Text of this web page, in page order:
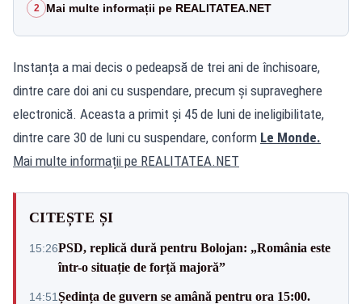
2 Mai multe informații pe REALITATEA.NET
Instanța a mai decis o pedeapsă de trei ani de închisoare,
dintre care doi ani cu suspendare, precum și supraveghere
electronică. Aceasta a primit și 45 de luni de ineligibilitate,
dintre care 30 de luni cu suspendare, conform Le Monde.
Mai multe informații pe REALITATEA.NET
CITEȘTE ȘI
15:26PSD, replică dură pentru Bolojan: „România este
într-o situație de forță majoră”
14:51Ședința de guvern se amână pentru ora 15:00.